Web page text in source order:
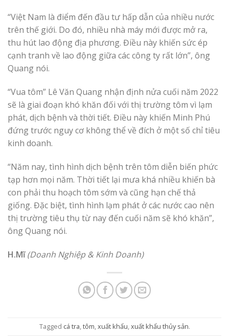
“Việt Nam là điểm đến đầu tư hấp dẫn của nhiều nước
trên thế giới. Do đó, nhiều nhà máy mới được mở ra,
thu hút lao động địa phương. Điều này khiến sức ép
cạnh tranh về lao động giữa các công ty rất lớn”, ông
Quang nói.
“Vua tôm” Lê Văn Quang nhận định nửa cuối năm 2022
sẽ là giai đoạn khó khăn đối với thị trường tôm vì lạm
phát, dịch bệnh và thời tiết. Điều này khiến Minh Phú
đứng trước nguy cơ không thể về đích ở một số chỉ tiêu
kinh doanh.
“Năm nay, tình hình dịch bệnh trên tôm diễn biến phức
tạp hơn mọi năm. Thời tiết lại mưa khá nhiều khiến bà
con phải thu hoạch tôm sớm và cũng hạn chế thả
giống. Đặc biệt, tình hình lạm phát ở các nước cao nên
thị trường tiêu thụ từ nay đến cuối năm sẽ khó khăn”,
ông Quang nói.
H.Mĩ(Doanh Nghiệp & Kinh Doanh)
Tagged cá tra,tôm,xuất khẩu,xuất khẩu thủy sản.